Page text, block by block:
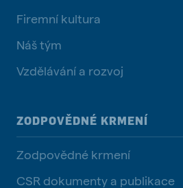
Firemní kultura
Náš tým
Vzdělávání a rozvoj
ZODPOVĚDNÉ KRMENÍ
Zodpovědné krmení
CSR dokumenty a publikace